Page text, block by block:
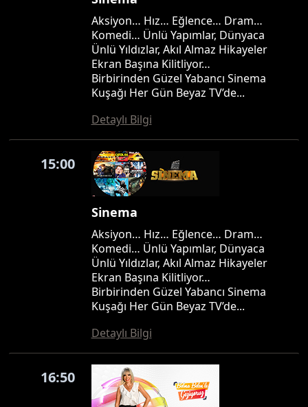
Aksiyon… Hız… Eğlence… Dram…
Komedi… Ünlü Yapımlar, Dünyaca
Ünlü Yıldızlar, Akıl Almaz Hikayeler
Ekran Başına Kilitliyor…
Birbirinden Güzel Yabancı Sinema
Kuşağı Her Gün Beyaz TV’de...
Detaylı Bilgi
15:00
Sinema
Aksiyon… Hız… Eğlence… Dram…
Komedi… Ünlü Yapımlar, Dünyaca
Ünlü Yıldızlar, Akıl Almaz Hikayeler
Ekran Başına Kilitliyor…
Birbirinden Güzel Yabancı Sinema
Kuşağı Her Gün Beyaz TV’de...
Detaylı Bilgi
16:50